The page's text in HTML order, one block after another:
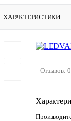
ХАРАКТЕРИСТИКИ
Отзывов: 0